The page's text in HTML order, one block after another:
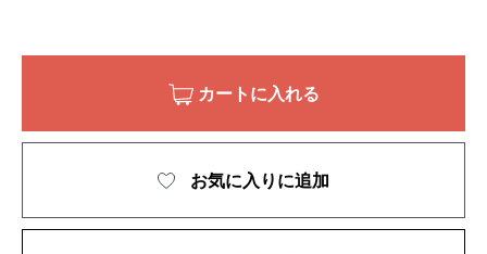
カートに入れる
お気に入りに追加